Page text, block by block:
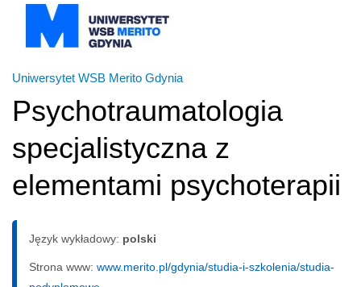
Uniwersytet WSB Merito Gdynia
Psychotraumatologia
specjalistyczna z
elementami psychoterapii
Język wykładowy: polski
Strona www: www.merito.pl/gdynia/studia-i-szkolenia/studia-